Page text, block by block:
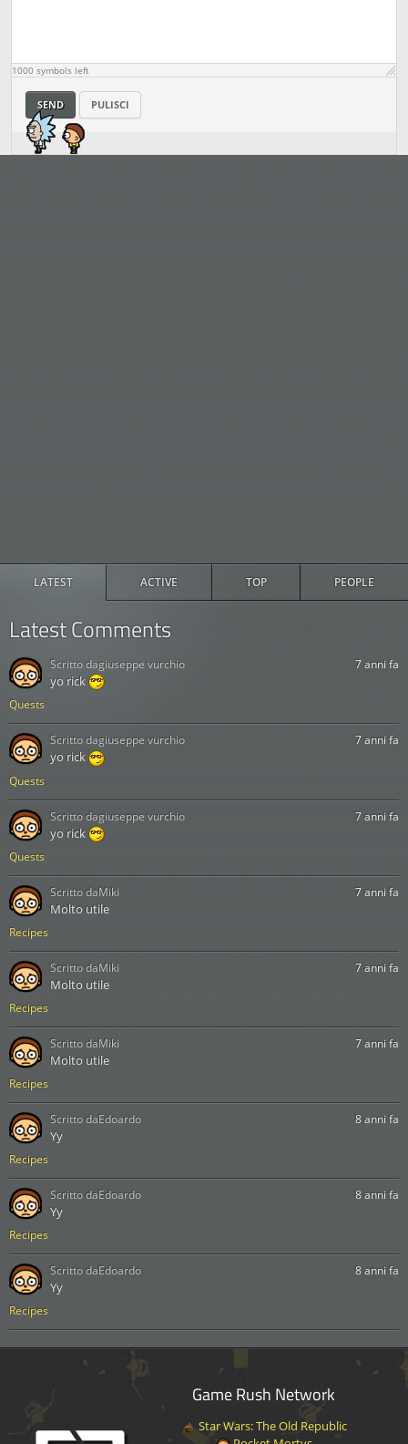
LATEST ACTIVE TOP PEOPLE
Latest Comments
Quests
7 anni fa
yo rick
Scritto dagiuseppe vurchio
Quests
7 anni fa
yo rick
Scritto dagiuseppe vurchio
Quests
7 anni fa
yo rick
Scritto dagiuseppe vurchio
Recipes
7 anni fa
Molto utile
Scritto daMiki
Recipes
7 anni fa
Molto utile
Scritto daMiki
Recipes
7 anni fa
Molto utile
Scritto daMiki
Recipes
8 anni fa
Yy
Scritto daEdoardo
Recipes
8 anni fa
Yy
Scritto daEdoardo
Recipes
8 anni fa
Yy
Scritto daEdoardo
1000 symbols left
SEND PULISCI
Game Rush Network
Star Wars: The Old Republic